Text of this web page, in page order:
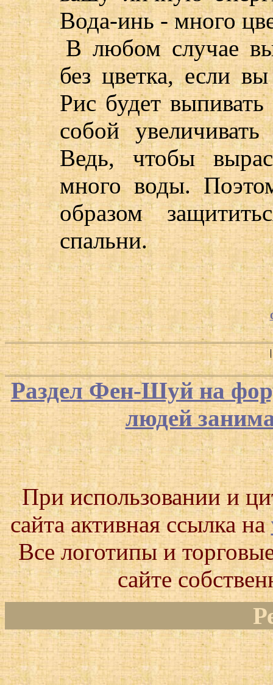
Вода-инь - много
В любом случае
без цветка, если
Рис будет
собой
Ведь, чтобы
много воды.
образом
спальни.
Раздел Фен-Шуй на
людей
При использовании и
сайта активная ссылка на
Все логотипы и
сайте